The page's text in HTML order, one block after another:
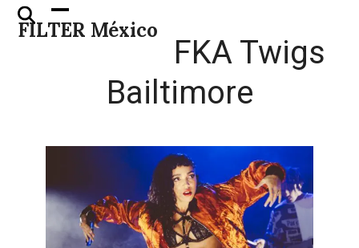
Skip
FILTER México
Open
mobile
Close
mobile
FKA Twigs
Bailtimore